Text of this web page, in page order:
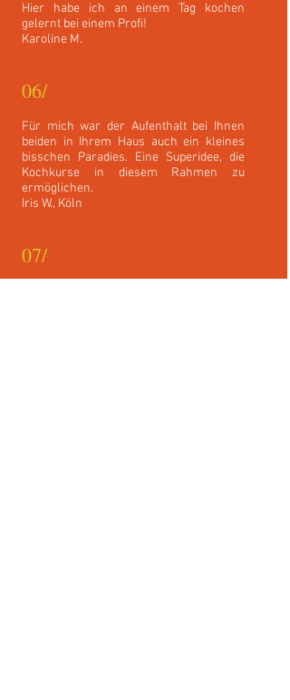
Hier habe ich an einem Tag kochen
gelernt bei einem Profi!
Karoline M.
06/
Für mich war der Aufenthalt bei Ihnen
beiden in Ihrem Haus auch ein kleines
bisschen Paradies. Eine Superidee, die
Kochkurse in diesem Rahmen zu
ermöglichen.
Iris W., Köln
07/